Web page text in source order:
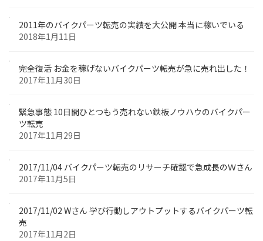
2011年のバイクパーツ転売の実績を大公開 本当に稼いでいる
2018年1月11日
完全復活 お金を稼げないバイクパーツ転売が急に売れ出した！
2017年11月30日
緊急事態 10日間ひとつもう売れない鉄板ノウハウのバイクパー
ツ転売
2017年11月29日
2017/11/04 バイクパーツ転売のリサーチ確認で急成長のＷさん
2017年11月5日
2017/11/02 Wさん 学び行動しアウトプットするバイクパーツ転
売
2017年11月2日